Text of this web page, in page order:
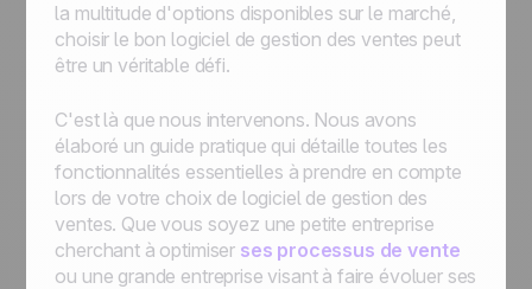
la multitude d'options disponibles sur le marché,
choisir le bon logiciel de gestion des ventes peut
être un véritable défi.
C'est là que nous intervenons. Nous avons
élaboré un guide pratique qui détaille toutes les
fonctionnalités essentielles à prendre en compte
lors de votre choix de logiciel de gestion des
ventes. Que vous soyez une petite entreprise
cherchant à optimiser ses processus de vente
ou une grande entreprise visant à faire évoluer ses